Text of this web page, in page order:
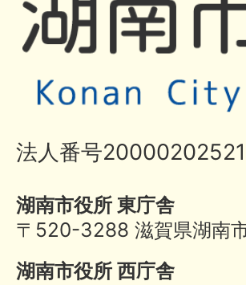
法人番号
湖南市役所 東庁舎
〒520-3288 滋賀県湖南
湖南市役所 西庁舎